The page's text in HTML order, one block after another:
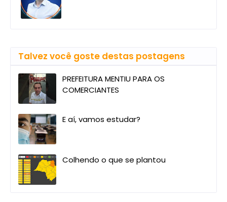
Talvez você goste destas postagens
PREFEITURA MENTIU PARA OS
COMERCIANTES
E aí, vamos estudar?
Colhendo o que se plantou